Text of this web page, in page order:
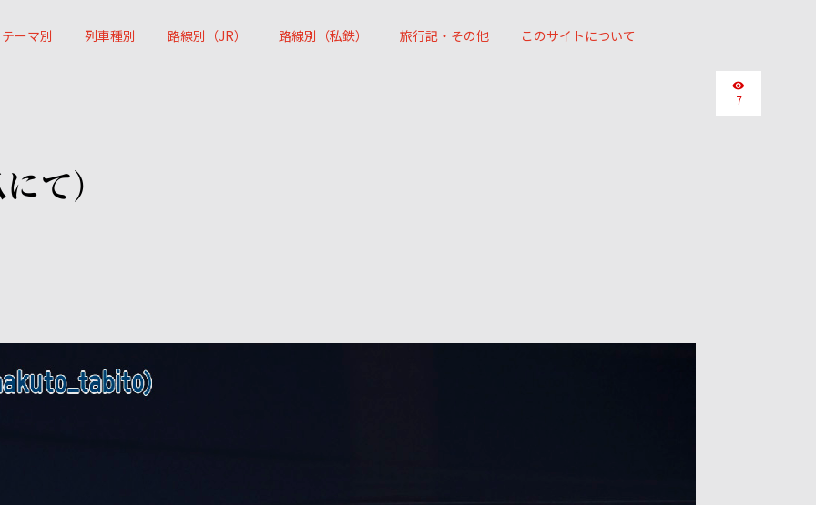
テーマ別 列車種別 路線別（JR） 路線別（私鉄） 旅行記・その他 このサイトについて
て）
7